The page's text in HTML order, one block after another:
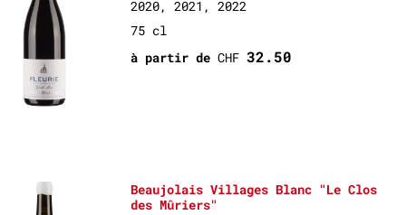
2020, 2021, 2022
75 cl
à partir de CHF32.50
Beaujolais Villages Blanc "Le Clos
des Mûriers"